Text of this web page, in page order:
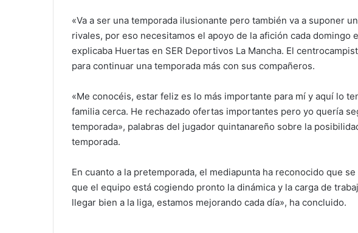
«Va a ser una temporada ilusionante pero también va a suponer
rivales, por eso necesitamos el apoyo de la afición cada domingo
explicaba Huertas en SER Deportivos La Mancha. El
para continuar una temporada más con sus compañeros.
«Me conocéis, estar feliz es lo más importante para mí y aquí lo
familia cerca. He rechazado ofertas importantes pero yo quería
temporada», palabras del jugador quintanareño sobre la
temporada.
En cuanto a la pretemporada, el mediapunta ha reconocido que
que el equipo está cogiendo pronto la dinámica y la carga de
llegar bien a la liga, estamos mejorando cada día», ha concluido.